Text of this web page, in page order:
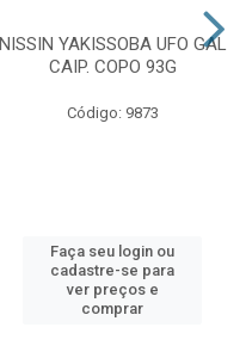
NISSIN YAKISSOBA UFO GAL
CAIP. COPO 93G
Código: 9873
Faça seu login ou
cadastre-se para
ver preços e
comprar